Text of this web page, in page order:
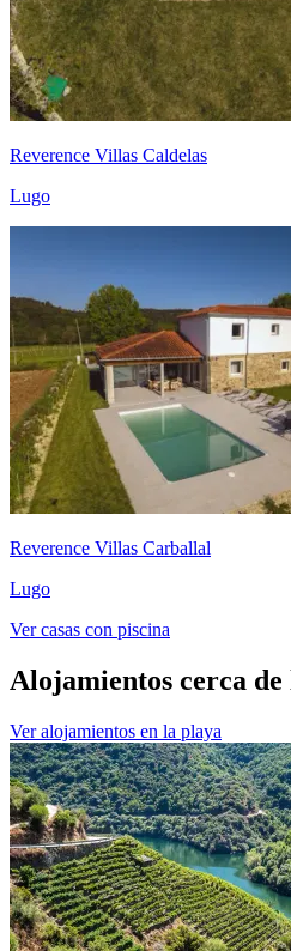
Reverence Villas Caldelas
Lugo
Reverence Villas Carballal
Lugo
Ver casas con piscina
Alojamientos cerca
Ver alojamientos en la playa